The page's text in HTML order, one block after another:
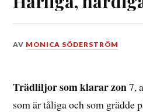
DEN
2016
AV MONICA SÖDERSTRÖM
Trädliljor som klarar zon7,
som är tåliga och som grädde